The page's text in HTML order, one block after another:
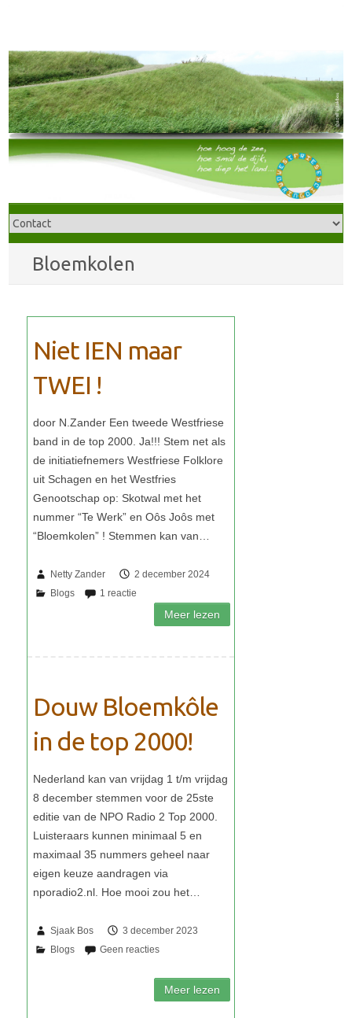
Bloemkolen
Niet IEN maar
TWEI !
Netty Zander 2 december 2024
Douw Bloemkôle
in de top 2000!
Sjaak Bos 3 december 2023